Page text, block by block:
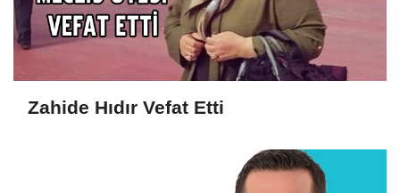
Zahide Hıdır Vefat Etti